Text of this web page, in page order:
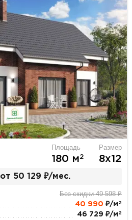
Площадь
180 м2
Размер
8х12
от 50 129 ₽/мес.
Без скидки 49 598 ₽
40 990 ₽/м 2
46 729 ₽/м 2